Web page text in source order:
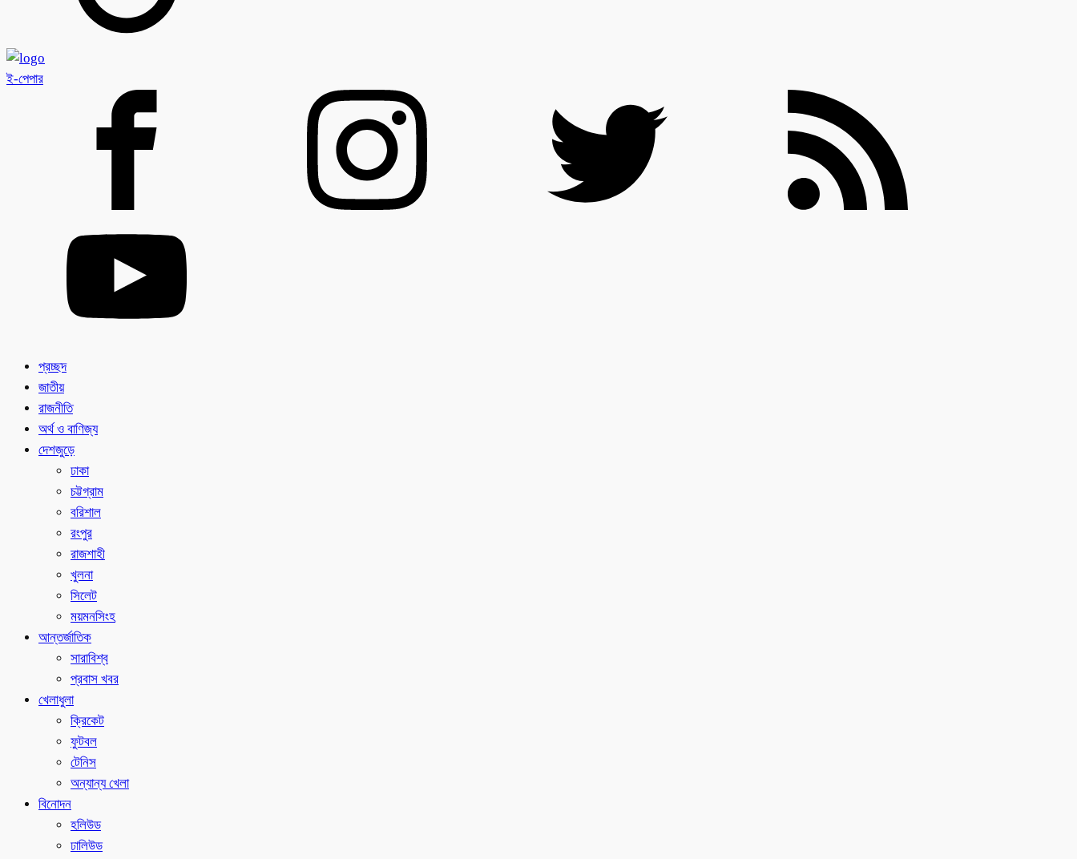
ই-পেপার
প্রচ্ছদ
জাতীয়
রাজনীতি
অর্থ ও বাণিজ্য
দেশজুড়ে
ঢাকা
চট্টগ্রাম
বরিশাল
রংপুর
রাজশাহী
খুলনা
সিলেট
ময়মনসিংহ
আন্তর্জাতিক
সারাবিশ্ব
প্রবাস খবর
খেলাধুলা
ক্রিকেট
ফুটবল
টেনিস
অন্যান্য খেলা
বিনোদন
হলিউড
ঢালিউড